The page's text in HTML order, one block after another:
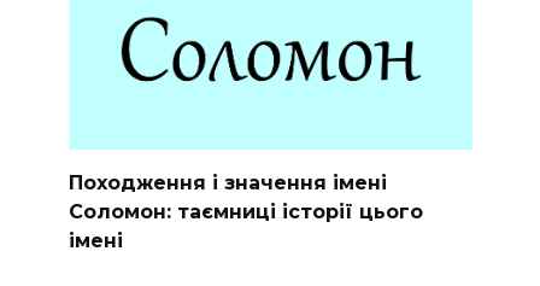
Походження і значення імені
Соломон: таємниці історії цього
імені